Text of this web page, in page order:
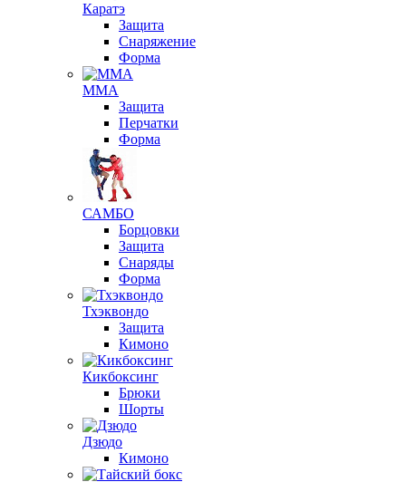
Каратэ
Защита
Снаряжение
Форма
ММА
Защита
Перчатки
Форма
САМБО
Борцовки
Защита
Снаряды
Форма
Тхэквондо
Защита
Кимоно
Кикбоксинг
Брюки
Шорты
Дзюдо
Кимоно